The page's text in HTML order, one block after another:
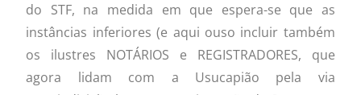
do STF, na medida em que espera-se que as
instâncias inferiores (e aqui ouso incluir também
os ilustres NOTÁRIOS e REGISTRADORES, que
agora lidam com a Usucapião pela via